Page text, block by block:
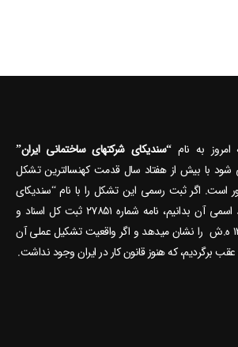
به نام“سندیکای شرکتهای ساختمانی ایران”
شناخته می‎ شود با بیش از هفتاد سال قدمت کهنسال‎ترین تشکل
است. اگر ثبت رسمی این تشکل را با نام “سندیکای
شرکتهای ساختمانی” تولد اسمی آن بدانیم، نامه شماره ۲۷۸۵۱ ثبت کل اسناد و
املاک تاریخ ۱۱ اسفند ۱۳۲۶ ه.ش را نشان می‎دهد و اگر واقعیت تشکیل عملی آن
عقب برگردیم، که هنوز قانون کار در ایران وجود نداشت.